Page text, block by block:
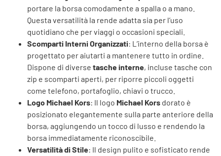
portare la borsa comodamente a spalla o a mano.
Questa versatilità la rende adatta sia per l’uso
quotidiano che per viaggi o occasioni speciali.
Scomparti Interni Organizzati: L’interno della borsa è
progettato per aiutarti a mantenere tutto in ordine.
Dispone di diverse tasche interne, incluse tasche con
zip e scomparti aperti, per riporre piccoli oggetti
come telefono, portafoglio, chiavi o trucco.
Logo Michael Kors: Il logo Michael Kors dorato è
posizionato elegantemente sulla parte anteriore della
borsa, aggiungendo un tocco di lusso e rendendo la
borsa immediatamente riconoscibile.
Versatilità di Stile: Il design pulito e sofisticato rende